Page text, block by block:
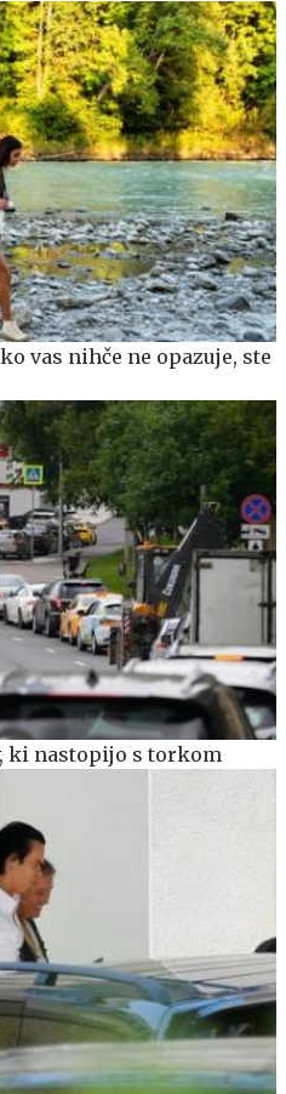
vas nihče ne opazuje, ste
ki nastopijo s torkom